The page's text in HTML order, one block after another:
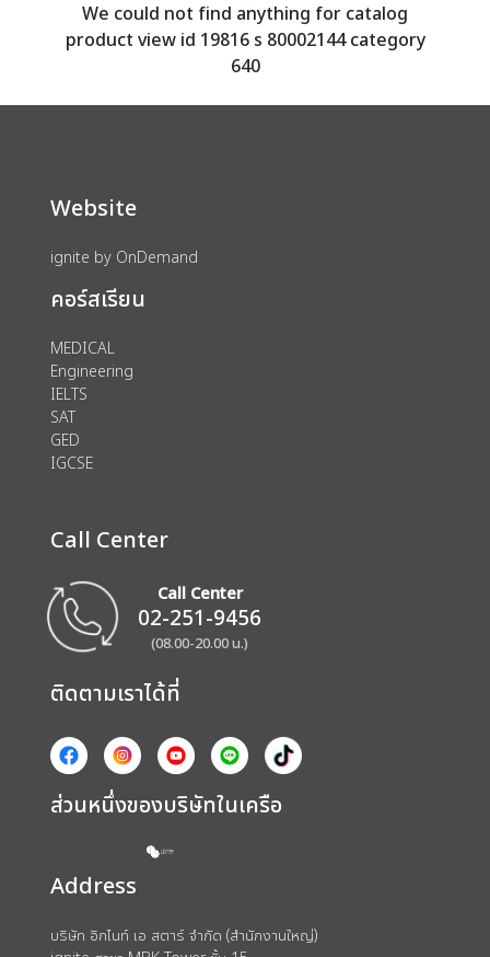
We could not find anything for catalog
product view id 19816 s 80002144 category
640
Website
ignite by OnDemand
คอร์สเรียน
MEDICAL
Engineering
IELTS
SAT
GED
IGCSE
Call Center
Call Center
02-251-9456
(08.00-20.00 น.)
ติดตามเราได้ที่
ส่วนหนึ่งของบริษัทในเครือ
Address
บริษัท อิกไนท์ เอ สตาร์ จำกัด (สำนักงานใหญ่)